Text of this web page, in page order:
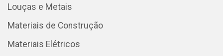
Louças e Metais
Materiais de Construção
Materiais Elétricos